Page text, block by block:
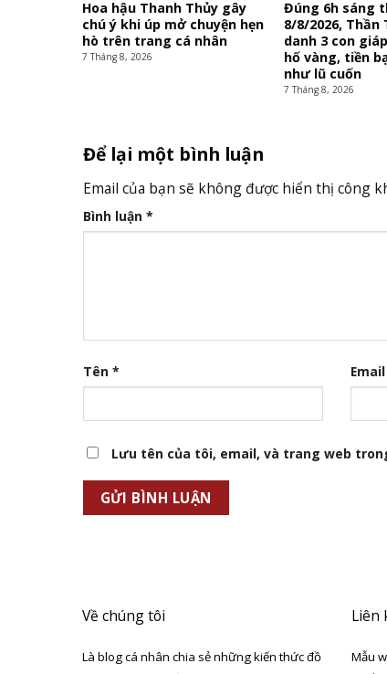
Hoa hậu Thanh Thủy gây
chú ý khi úp mở chuyện hẹn
hò trên trang cá nhân
7 Tháng 8, 2026
Đúng 6h sáng
8/8/2026, Thần
danh 3 con
hố vàng, tiền
như lũ cuốn
7 Tháng 8, 2026
Để lại một bình luận
Email của bạn sẽ không được hiển thị công
Bình luận *
Tên * Email
Lưu tên của tôi, email, và trang web
Về chúng tôi
Là blog cá nhân chia sẻ những kiến thức đồ
Liên
Mẫu